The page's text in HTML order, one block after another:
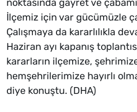
noktasında gayret ve
İlçemiz için var gücümüzle
Çalışmaya da kararlılıkla
Haziran ayı kapanış
kararların ilçemize,
hemşehrilerimize hayırlı
diye konuştu. (DHA)